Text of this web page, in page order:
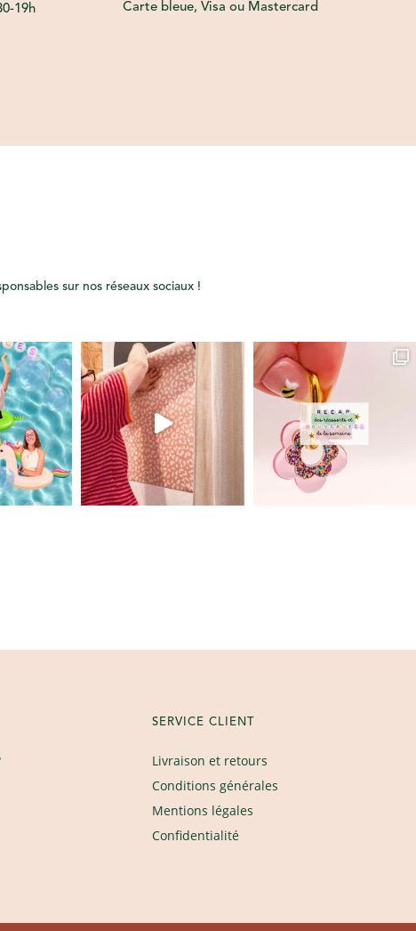
19h
Carte bleue, Visa ou Mastercard
sur nos réseaux sociaux !
SERVICE CLIENT
Livraison et retours
Conditions générales
Mentions légales
Confidentialité